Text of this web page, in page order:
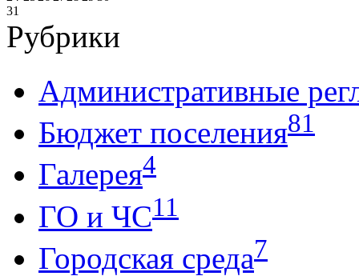
31
Рубрики
Административные
Бюджет поселения81
Галерея4
ГО и ЧС11
Городская среда7